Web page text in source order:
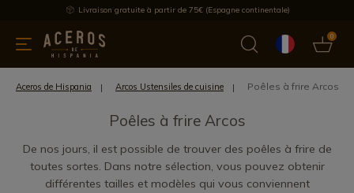
Livraison gratuite à partir de 75€ (Espagne continentale)
0
de cuisine Offre Dernières nouvelles Meilleures ventes
Aceros de Hispania Arcos Ustensiles de cuisine Poêles à frire Arcos
Poêles à frire Arcos
De nos jours, il est possible de trouver des poêles à frire de
toutes sortes. Dans notre sélection, vous pouvez obtenir
différentes tailles et modèles qui vous conviennent